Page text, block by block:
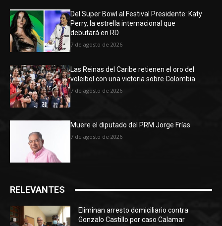
Del Super Bowl al Festival Presidente: Katy
Perry, la estrella internacional que
debutará en RD
7 de agosto de 2026
Las Reinas del Caribe retienen el oro del
voleibol con una victoria sobre Colombia
7 de agosto de 2026
Muere el diputado del PRM Jorge Frías
7 de agosto de 2026
RELEVANTES
Eliminan arresto domiciliario contra
Gonzalo Castillo por caso Calamar